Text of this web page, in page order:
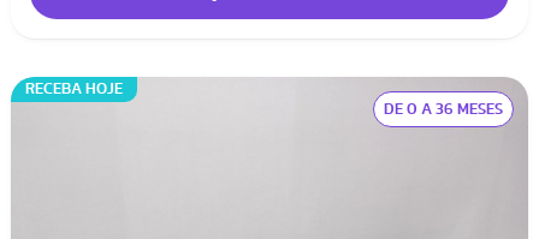
RECEBA HOJE
DE 0 A 36 MESES